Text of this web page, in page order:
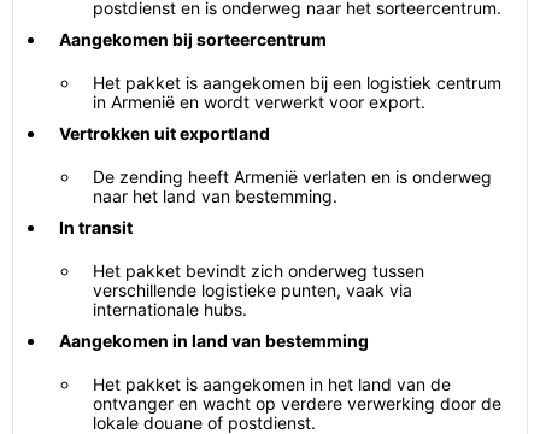
postdienst en is onderweg naar het sorteercentrum.
Aangekomen bij sorteercentrum
Het pakket is aangekomen bij een logistiek centrum
in Armenië en wordt verwerkt voor export.
Vertrokken uit exportland
De zending heeft Armenië verlaten en is onderweg
naar het land van bestemming.
In transit
Het pakket bevindt zich onderweg tussen
verschillende logistieke punten, vaak via
internationale hubs.
Aangekomen in land van bestemming
Het pakket is aangekomen in het land van de
ontvanger en wacht op verdere verwerking door de
lokale douane of postdienst.